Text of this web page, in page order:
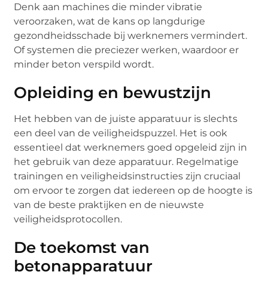
Denk aan machines die minder vibratie
veroorzaken, wat de kans op langdurige
gezondheidsschade bij werknemers vermindert.
Of systemen die preciezer werken, waardoor er
minder beton verspild wordt.
Opleiding en bewustzijn
Het hebben van de juiste apparatuur is slechts
een deel van de veiligheidspuzzel. Het is ook
essentieel dat werknemers goed opgeleid zijn in
het gebruik van deze apparatuur. Regelmatige
trainingen en veiligheidsinstructies zijn cruciaal
om ervoor te zorgen dat iedereen op de hoogte is
van de beste praktijken en de nieuwste
veiligheidsprotocollen.
De toekomst van
betonapparatuur